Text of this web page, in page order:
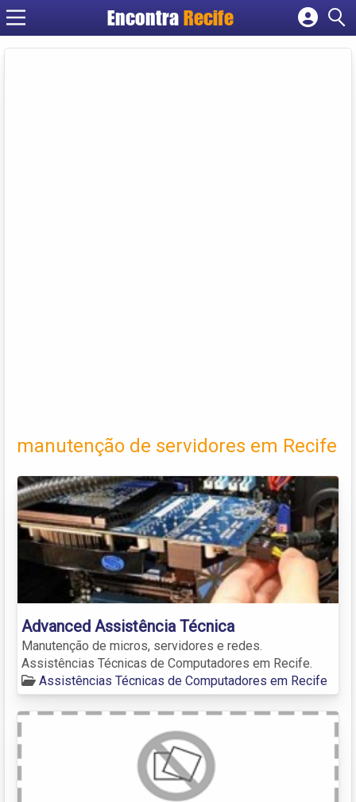
Encontra Recife
Cadastrar empresa
manutenção de servidores em Recife
Advanced Assistência Técnica
Manutenção de micros, servidores e redes.
Assistências Técnicas de Computadores em Recife.
Assistências Técnicas de Computadores em Recife